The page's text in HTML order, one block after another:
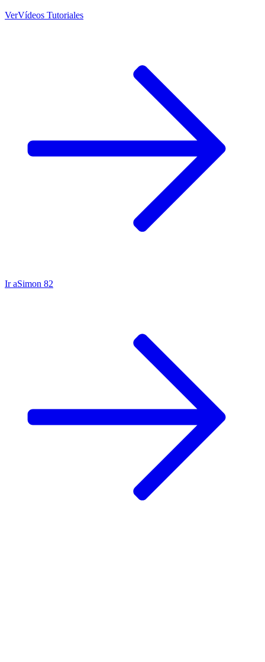
VerVídeos Tutoriales
Ir aSimon 82